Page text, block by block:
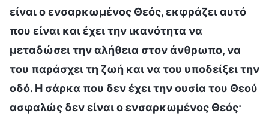
είναι ο ενσαρκωμένος Θεός, εκφράζει αυτό
που είναι και έχει την ικανότητα να
μεταδώσει την αλήθεια στον άνθρωπο, να
του παράσχει τη ζωή και να του υποδείξει την
οδό. Η σάρκα που δεν έχει την ουσία του Θεού
ασφαλώς δεν είναι ο ενσαρκωμένος Θεός·